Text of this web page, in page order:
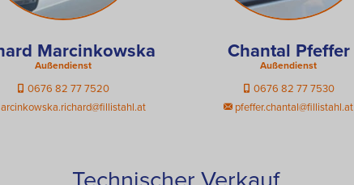
Marcinkowska
Außendienst
0676 82 77 7520
Chantal Pfeffer
Außendienst
0676 82 77 7530
pfeffer.chantal@fillistahl.at